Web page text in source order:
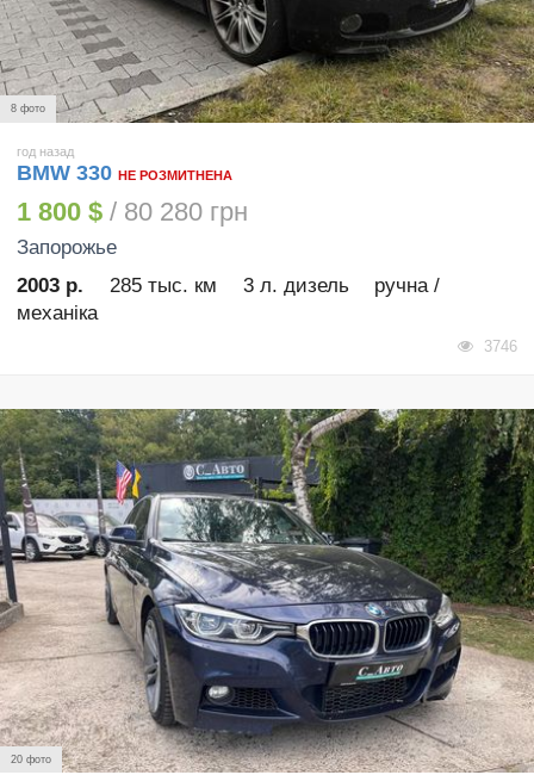
8 фото
год назад
BMW 330 НЕ РОЗМИТНЕНА
1 800 $ / 80 280 грн
Запорожье
2003 р.
285 тыс. км 3 л. дизель
ручна /
механіка
3746
20 фото